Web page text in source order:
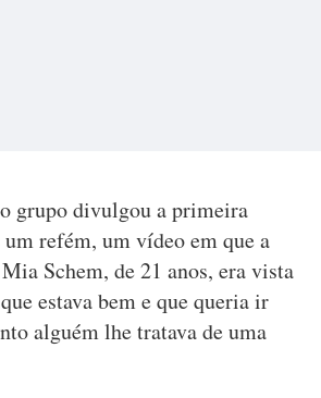
grupo divulgou a primeira
refém, um vídeo em que a
Schem, de 21 anos, era vista
estava bem e que queria ir
alguém lhe tratava de uma